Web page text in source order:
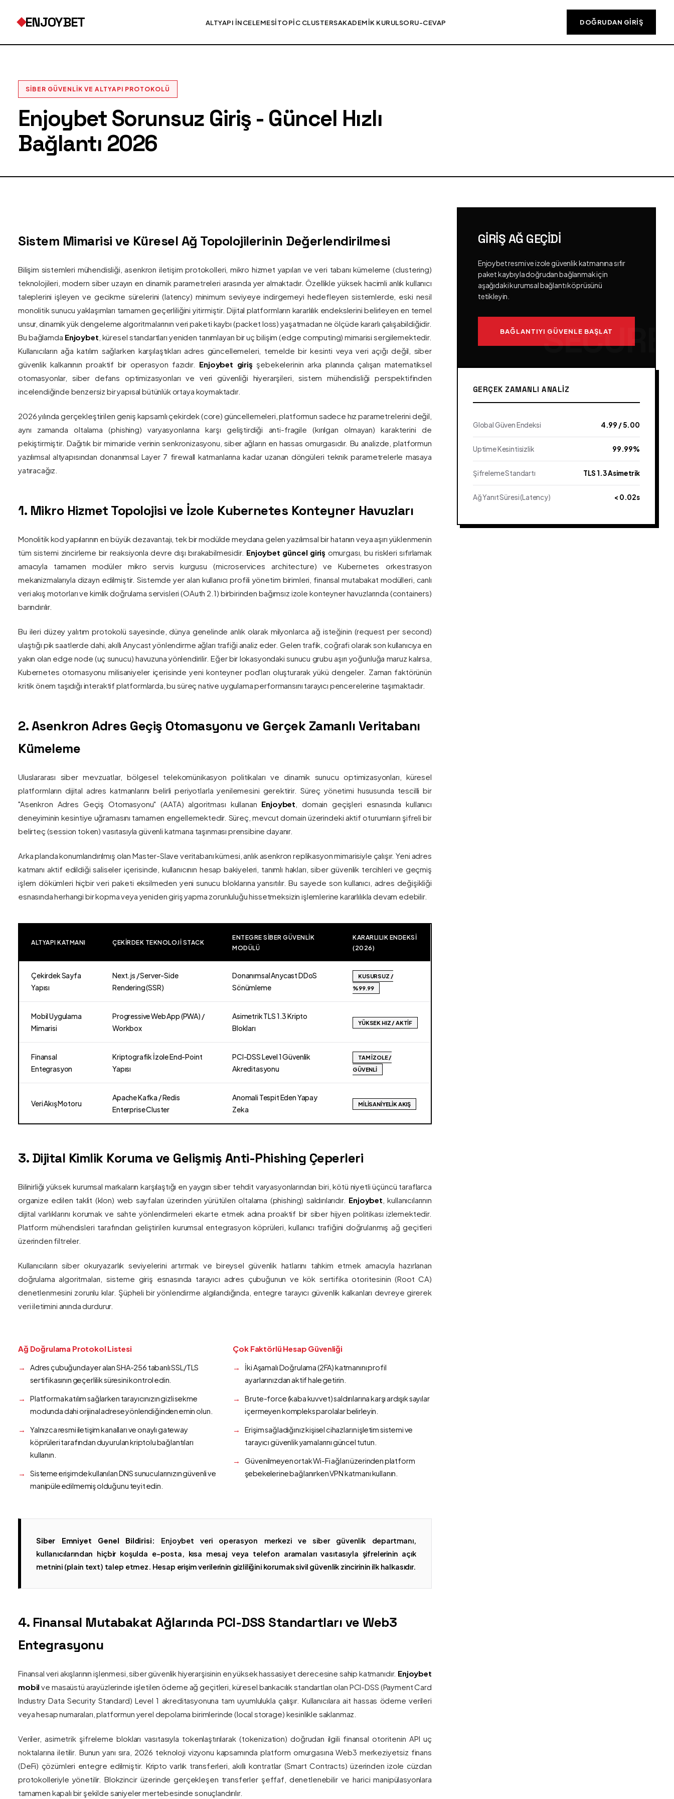
ENJOYBET ALTYAPI İNCELEMESITOPIC CLUSTERSAKADEMIK KURULSORU-CEVAP DOĞRUDAN GIRIŞ
SIBER GÜVENLIK VE ALTYAPI PROTOKOLÜ
Enjoybet Sorunsuz Giriş - Güncel Hızlı
Bağlantı 2026
Sistem Mimarisi ve Küresel Ağ Topolojilerinin Değerlendirilmesi
Bilişim sistemleri mühendisliği, asenkron iletişim protokolleri, mikro hizmet yapıları ve veri tabanı kümeleme (clustering)
teknolojileri, modern siber uzayın en dinamik parametreleri arasında yer almaktadır. Özellikle yüksek hacimli anlık kullanıcı
taleplerini işleyen ve gecikme sürelerini (latency) minimum seviyeye indirgemeyi hedefleyen sistemlerde, eski nesil
monolitik sunucu yaklaşımları tamamen geçerliliğini yitirmiştir. Dijital platformların kararlılık endekslerini belirleyen en temel
unsur, dinamik yük dengeleme algoritmalarının veri paketi kaybı (packet loss) yaşatmadan ne ölçüde kararlı çalışabildiğidir.
Bu bağlamda Enjoybet , küresel standartları yeniden tanımlayan bir uç bilişim (edge computing) mimarisi sergilemektedir.
Kullanıcıların ağa katılım sağlarken karşılaştıkları adres güncellemeleri, temelde bir kesinti veya veri açığı değil, siber
güvenlik kalkanının proaktif bir operasyon fazıdır. Enjoybet giriş şebekelerinin arka planında çalışan matematiksel
otomasyonlar, siber defans optimizasyonları ve veri güvenliği hiyerarşileri, sistem mühendisliği perspektifinden
incelendiğinde benzersiz bir yapısal bütünlük ortaya koymaktadır.
2026 yılında gerçekleştirilen geniş kapsamlı çekirdek (core) güncellemeleri, platformun sadece hız parametrelerini değil,
aynı zamanda oltalama (phishing) varyasyonlarına karşı geliştirdiği anti-fragile (kırılgan olmayan) karakterini de
pekiştirmiştir. Dağıtık bir mimaride verinin senkronizasyonu, siber ağların en hassas omurgasıdır. Bu analizde, platformun
yazılımsal altyapısından donanımsal Layer 7 firewall katmanlarına kadar uzanan döngüleri teknik parametrelerle masaya
yatıracağız.
1. Mikro Hizmet Topolojisi ve İzole Kubernetes Konteyner Havuzları
Monolitik kod yapılarının en büyük dezavantajı, tek bir modülde meydana gelen yazılımsal bir hatanın veya aşırı yüklenmenin
tüm sistemi zincirleme bir reaksiyonla devre dışı bırakabilmesidir. Enjoybet güncel giriş omurgası, bu riskleri sıfırlamak
amacıyla tamamen modüler mikro servis kurgusu (microservices architecture) ve Kubernetes orkestrasyon
mekanizmalarıyla dizayn edilmiştir. Sistemde yer alan kullanıcı profili yönetim birimleri, finansal mutabakat modülleri, canlı
veri akış motorları ve kimlik doğrulama servisleri (OAuth 2.1) birbirinden bağımsız izole konteyner havuzlarında (containers)
barındırılır.
Bu ileri düzey yalıtım protokolü sayesinde, dünya genelinde anlık olarak milyonlarca ağ isteğinin (request per second)
ulaştığı pik saatlerde dahi, akıllı Anycast yönlendirme ağları trafiği analiz eder. Gelen trafik, coğrafi olarak son kullanıcıya en
yakın olan edge node (uç sunucu) havuzuna yönlendirilir. Eğer bir lokasyondaki sunucu grubu aşırı yoğunluğa maruz kalırsa,
Kubernetes otomasyonu milisaniyeler içerisinde yeni konteyner pod'ları oluşturarak yükü dengeler. Zaman faktörünün
kritik önem taşıdığı interaktif platformlarda, bu süreç native uygulama performansını tarayıcı pencerelerine taşımaktadır.
2. Asenkron Adres Geçiş Otomasyonu ve Gerçek Zamanlı Veritabanı
Kümeleme
Uluslararası siber mevzuatlar, bölgesel telekomünikasyon politikaları ve dinamik sunucu optimizasyonları, küresel
platformların dijital adres katmanlarını belirli periyotlarla yenilemesini gerektirir. Süreç yönetimi hususunda tescilli bir
"Asenkron Adres Geçiş Otomasyonu" (AATA) algoritması kullanan Enjoybet , domain geçişleri esnasında kullanıcı
deneyiminin kesintiye uğramasını tamamen engellemektedir. Süreç, mevcut domain üzerindeki aktif oturumların şifreli bir
belirteç (session token) vasıtasıyla güvenli katmana taşınması prensibine dayanır.
Arka planda konumlandırılmış olan Master-Slave veritabanı kümesi, anlık asenkron replikasyon mimarisiyle çalışır. Yeni adres
katmanı aktif edildiği saliseler içerisinde, kullanıcının hesap bakiyeleri, tanımlı hakları, siber güvenlik tercihleri ve geçmiş
işlem dökümleri hiçbir veri paketi eksilmeden yeni sunucu bloklarına yansıtılır. Bu sayede son kullanıcı, adres değişikliği
esnasında herhangi bir kopma veya yeniden giriş yapma zorunluluğu hissetmeksizin işlemlerine kararlılıkla devam edebilir.
ALTYAPI KATMANI ÇEKIRDEK TEKNOLOJI STACK
ENTEGRE SIBER GÜVENLIK
MODÜLÜ
KARARLILIK ENDEKSI
(2026)
Çekirdek Sayfa
Yapısı
Next.js / Server-Side
Rendering (SSR)
Donanımsal Anycast DDoS
Sönümleme
KUSURSUZ /
%99.99
Mobil Uygulama
Mimarisi
Progressive Web App (PWA) /
Workbox
Asimetrik TLS 1.3 Kripto
Blokları
YÜKSEK HIZ / AKTIF
Finansal
Entegrasyon
Kriptografik İzole End-Point
Yapısı
PCI-DSS Level 1 Güvenlik
Akreditasyonu
TAM İZOLE /
GÜVENLI
Veri Akış Motoru
Apache Kafka / Redis
Enterprise Cluster
Anomali Tespit Eden Yapay
Zeka
MILISANIYELIK AKIŞ
3. Dijital Kimlik Koruma ve Gelişmiş Anti-Phishing Çeperleri
Bilinirliği yüksek kurumsal markaların karşılaştığı en yaygın siber tehdit varyasyonlarından biri, kötü niyetli üçüncü taraflarca
organize edilen taklit (klon) web sayfaları üzerinden yürütülen oltalama (phishing) saldırılarıdır. Enjoybet , kullanıcılarının
dijital varlıklarını korumak ve sahte yönlendirmeleri ekarte etmek adına proaktif bir siber hijyen politikası izlemektedir.
Platform mühendisleri tarafından geliştirilen kurumsal entegrasyon köprüleri, kullanıcı trafiğini doğrulanmış ağ geçitleri
üzerinden filtreler.
Kullanıcıların siber okuryazarlık seviyelerini artırmak ve bireysel güvenlik hatlarını tahkim etmek amacıyla hazırlanan
doğrulama algoritmaları, sisteme giriş esnasında tarayıcı adres çubuğunun ve kök sertifika otoritesinin (Root CA)
denetlenmesini zorunlu kılar. Şüpheli bir yönlendirme algılandığında, entegre tarayıcı güvenlik kalkanları devreye girerek
veri iletimini anında durdurur.
Ağ Doğrulama Protokol Listesi
Adres çubuğunda yer alan SHA-256 tabanlı SSL/TLS
sertifikasının geçerlilik süresini kontrol edin.
Platforma katılım sağlarken tarayıcınızın gizli sekme
modunda dahi orijinal adrese yönlendiğinden emin olun.
Yalnızca resmi iletişim kanalları ve onaylı gateway
köprüleri tarafından duyurulan kriptolu bağlantıları
kullanın.
Sisteme erişimde kullanılan DNS sunucularınızın güvenli ve
manipüle edilmemiş olduğunu teyit edin.
Çok Faktörlü Hesap Güvenliği
İki Aşamalı Doğrulama (2FA) katmanını profil
ayarlarınızdan aktif hale getirin.
Brute-force (kaba kuvvet) saldırılarına karşı ardışık sayılar
içermeyen kompleks parolalar belirleyin.
Erişim sağladığınız kişisel cihazların işletim sistemi ve
tarayıcı güvenlik yamalarını güncel tutun.
Güvenilmeyen ortak Wi-Fi ağları üzerinden platform
şebekelerine bağlanırken VPN katmanı kullanın.
Siber Emniyet Genel Bildirisi: Enjoybet veri operasyon merkezi ve siber güvenlik departmanı,
kullanıcılarından hiçbir koşulda e-posta, kısa mesaj veya telefon aramaları vasıtasıyla şifrelerinin açık
metnini (plain text) talep etmez. Hesap erişim verilerinin gizliliğini korumak sivil güvenlik zincirinin ilk halkasıdır.
4. Finansal Mutabakat Ağlarında PCI-DSS Standartları ve Web3
Entegrasyonu
Finansal veri akışlarının işlenmesi, siber güvenlik hiyerarşisinin en yüksek hassasiyet derecesine sahip katmanıdır. Enjoybet
mobil ve masaüstü arayüzlerinde işletilen ödeme ağ geçitleri, küresel bankacılık standartları olan PCI-DSS (Payment Card
Industry Data Security Standard) Level 1 akreditasyonuna tam uyumlulukla çalışır. Kullanıcılara ait hassas ödeme verileri
veya hesap numaraları, platformun yerel depolama birimlerinde (local storage) kesinlikle saklanmaz.
Veriler, asimetrik şifreleme blokları vasıtasıyla tokenlaştırılarak (tokenization) doğrudan ilgili finansal otoritenin API uç
noktalarına iletilir. Bunun yanı sıra, 2026 teknoloji vizyonu kapsamında platform omurgasına Web3 merkeziyetsiz finans
(DeFi) çözümleri entegre edilmiştir. Kripto varlık transferleri, akıllı kontratlar (Smart Contracts) üzerinden izole cüzdan
protokolleriyle yönetilir. Blokzincir üzerinde gerçekleşen transferler şeffaf, denetlenebilir ve harici manipülasyonlara
tamamen kapalı bir şekilde saniyeler mertebesinde sonuçlandırılır.
GIRIŞ AĞ GEÇIDI
Enjoybet resmi ve izole güvenlik katmanına sıfır
paket kaybıyla doğrudan bağlanmak için
aşağıdaki kurumsal bağlantı köprüsünü
tetikleyin.
BAĞLANTIYI GÜVENLE BAŞLAT
GERÇEK ZAMANLI ANALIZ
Global Güven Endeksi 4.99 / 5.00
Uptime Kesintisizlik 99.99%
Şifreleme Standartı TLS 1.3 Asimetrik
Ağ Yanıt Süresi (Latency) < 0.02s